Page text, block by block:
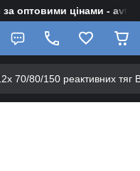
за оптовими цінами -
70/80/150 реактивних тяг